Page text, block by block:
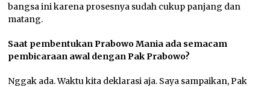
bangsa ini karena prosesnya sudah cukup panjang dan
matang.
Saat pembentukanPrabowo Mania ada semacam
pembicaraan awal dengan Pak Prabowo?
Nggak ada. Waktu kita deklarasi aja. Saya sampaikan, Pak